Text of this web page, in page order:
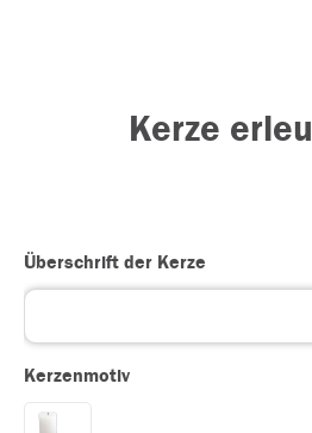
Kerze
Überschrift der Kerze
Kerzenmotiv